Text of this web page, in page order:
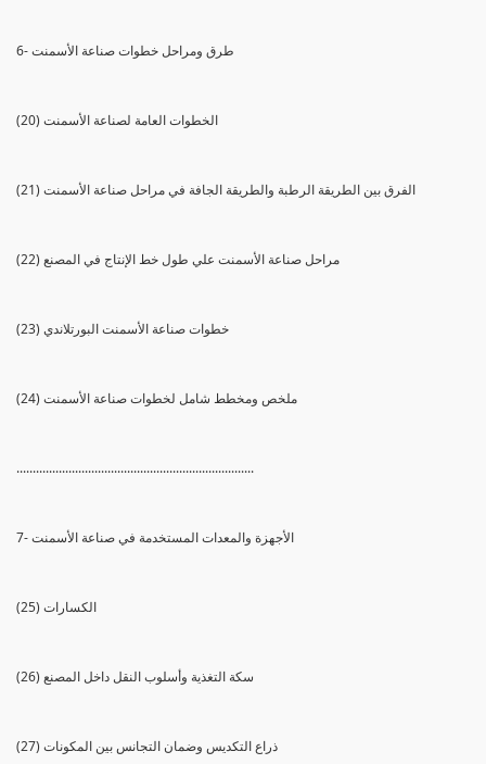
6- طرق ومراحل خطوات صناعة الأسمنت
(20) الخطوات العامة لصناعة الأسمنت
(21) الفرق بين الطريقة الرطبة والطريقة الجافة في مراحل صناعة الأسمنت
(22) مراحل صناعة الأسمنت علي طول خط الإنتاج في المصنع
(23) خطوات صناعة الأسمنت البورتلاندي
(24) ملخص ومخطط شامل لخطوات صناعة الأسمنت
.........................................................................
7- الأجهزة والمعدات المستخدمة في صناعة الأسمنت
(25) الكسارات
(26) سكة التغذية وأسلوب النقل داخل المصنع
(27) ذراع التكديس وضمان التجانس بين المكونات